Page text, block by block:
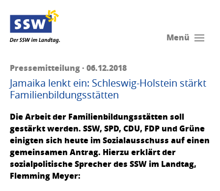
Menü
Pressemitteilung · 06.12.2018
Jamaika lenkt ein: Schleswig-Holstein stärkt
Familienbildungsstätten
Die Arbeit der Familienbildungsstätten soll
gestärkt werden. SSW, SPD, CDU, FDP und Grüne
einigten sich heute im Sozialausschuss auf einen
gemeinsamen Antrag. Hierzu erklärt der
sozialpolitische Sprecher des SSW im Landtag,
Flemming Meyer: